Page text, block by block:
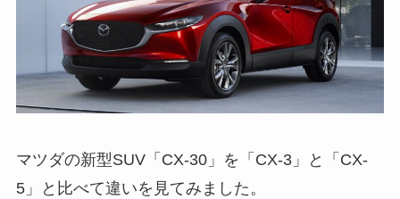
マツダの新型SUV「CX-30」を「CX-3」と「CX-
5」と比べて違いを見てみました。